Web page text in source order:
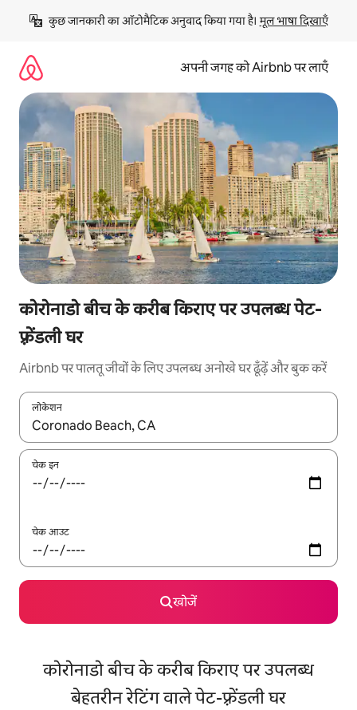
छोड़कर
कॉन्टेंट
कुछ जानकारी का ऑटोमैटिक अनुवाद किया गया है। मूल भाषा दिखाएँ
अपनी जगह को Airbnb पर लाएँ
कोरोनाडो बीच के करीब किराए पर उपलब्ध पेट-
फ़्रेंडली घर
Airbnb पर पालतू जीवों के लिए उपलब्ध अनोखे घर ढूँढ़ें और बुक करें
लोकेशन
नतीजों के उपलब्ध होने पर, अप और डाउन 'ऐरो की' का इस्तेमाल करके नेविगेट
चेक इन
चेक आउट
खोजें
कोरोनाडो बीच के करीब किराए पर उपलब्ध
बेहतरीन रेटिंग वाले पेट-फ़्रेंडली घर